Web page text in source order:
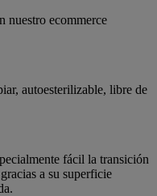
nuestro ecommerce
autoesterilizable, libre de
fácil la transición
a su superficie